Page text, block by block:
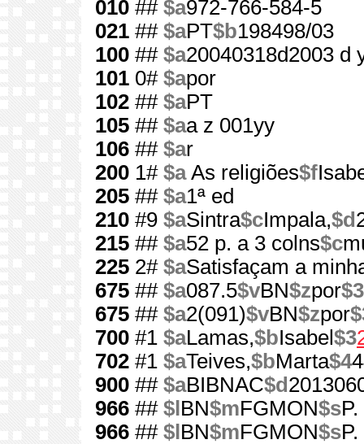
010 ## $a972-766-584-5
021 ## $aPT$b198498/03
100 ## $a20040318d2003 d
101 0# $apor
102 ## $aPT
105 ## $aa z 001yy
106 ## $ar
200 1# $aAs religiões$f
205 ## $a1ª ed
210 #9 $aSintra$cImpala,$d
215 ## $a52 p. a 3 colns$c
225 2# $aSatisfaçam a
675 ## $a087.5$vBN$zpor$3
675 ## $a2(091)$vBN$zpor
700 #1 $aLamas,$bIsabel $3
702 #1 $aTeives,$bMarta$4
900 ## $aBIBNAC$d
966 ## $l BN$mFGMON$s
966 ## $l BN$mFGMON$s